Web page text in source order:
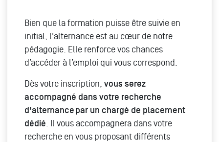
Bien que la formation puisse être suivie en
initial, l'alternance est au cœur de notre
pédagogie. Elle renforce vos chances
d’accéder à l’emploi qui vous correspond.
Dès votre inscription, vous serez
accompagné dans votre recherche
d’alternance par un chargé de placement
dédié . Il vous accompagnera dans votre
recherche en vous proposant différents